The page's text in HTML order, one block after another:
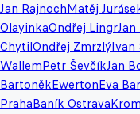
Jan RajnochMatěj
OlayinkaOndřej Lingr
ChytilOndřej ZmrzlýIvan
WallemPetr ŠevčíkJan
BartoněkEwertonEva
PrahaBaník Ostrava